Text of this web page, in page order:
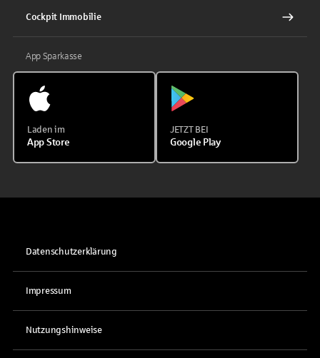
Cockpit Immobilie
App Sparkasse
Laden im
App Store
JETZT BEI
Google Play
Datenschutzerklärung
Impressum
Nutzungshinweise